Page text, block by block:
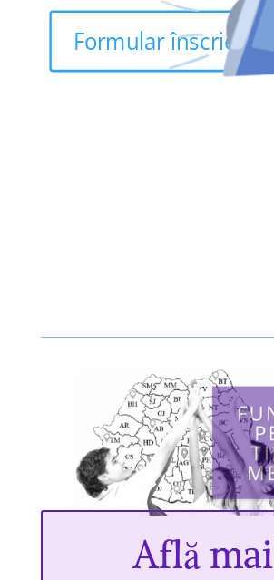
Formular înscriere
Află mai